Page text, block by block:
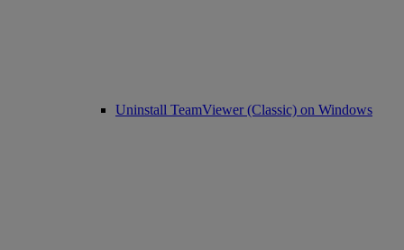
Uninstall TeamViewer (Classic) on Windows